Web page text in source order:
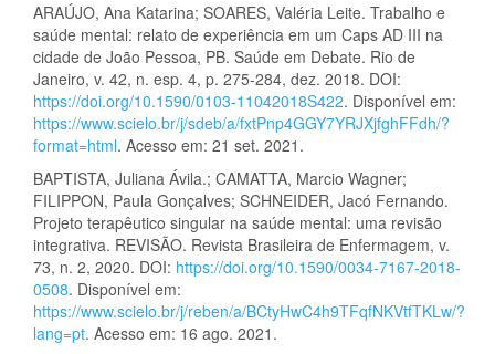
ARAÚJO, Ana Katarina; SOARES, Valéria Leite. Trabalho e
saúde mental: relato de experiência em um Caps AD III na
cidade de João Pessoa, PB. Saúde em Debate. Rio de
Janeiro, v. 42, n. esp. 4, p. 275-284, dez. 2018. DOI:
https://doi.org/10.1590/0103-11042018S422. Disponível em:
https://www.scielo.br/j/sdeb/a/fxtPnp4GGY7YRJXjfghFFdh/?
format=html. Acesso em: 21 set. 2021.
BAPTISTA, Juliana Ávila.; CAMATTA, Marcio Wagner;
FILIPPON, Paula Gonçalves; SCHNEIDER, Jacó Fernando.
Projeto terapêutico singular na saúde mental: uma revisão
integrativa. REVISÃO. Revista Brasileira de Enfermagem, v.
73, n. 2, 2020. DOI: https://doi.org/10.1590/0034-7167-2018-
0508. Disponível em:
https://www.scielo.br/j/reben/a/BCtyHwC4h9TFqfNKVtfTKLw/?
lang=pt. Acesso em: 16 ago. 2021.